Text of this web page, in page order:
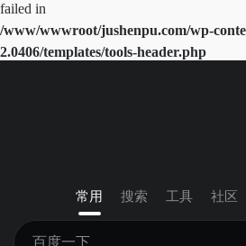
failed in
/www/wwwroot/jushenpu.com/wp-
2.0406/templates/tools-header.php
常用 搜索 工具 社区